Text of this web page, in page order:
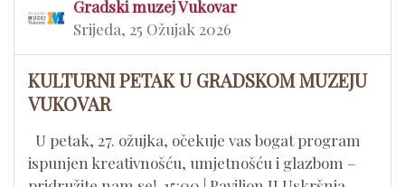
Gradski muzej Vukovar
Srijeda, 25 Ožujak 2026
KULTURNI PETAK U GRADSKOM MUZEJU
VUKOVAR
U petak, 27. ožujka, očekuje vas bogat program
ispunjen kreativnošću, umjetnošću i glazbom –